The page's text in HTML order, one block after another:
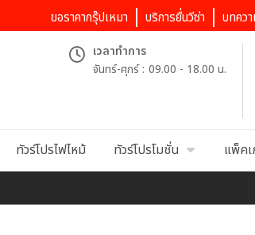
ขอราคากรุ๊ปเหมา บริการยื่นวีซ่า บทคว
เวลาทำการ
จันทร์-ศุกร์ : 09.00 - 18.00 น.
ทัวร์โปรไฟไหม้ ทัวร์โปรโมชั่น แพ็ค